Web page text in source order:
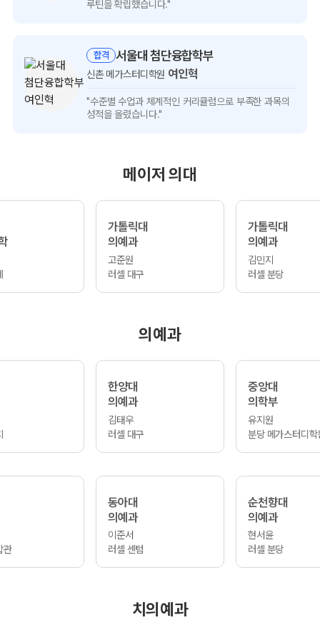
루틴을 확립했습니다."
합격 서울대 첨단융합학부
신촌 메가스터디학원 여인혁
"수준별 수업과 체계적인 커리큘럼으로 부족한 과목의
성적을 올렸습니다."
메이저 의대
가톨릭대
의예과
고준원
러셀 대구
가톨릭대
의예과
김민지
러셀 분당
의예과
한양대
의예과
김태우
러셀 대구
중앙대
의학부
유지원
분당 메가스터디학
관
동아대
의예과
이준서
러셀 센텀
순천향대
의예과
현서윤
러셀 분당
치의예과